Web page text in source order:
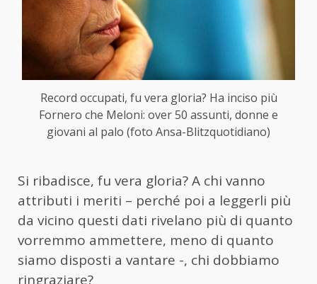
Record occupati, fu vera gloria? Ha inciso più
Fornero che Meloni: over 50 assunti, donne e
giovani al palo (foto Ansa-Blitzquotidiano)
Si ribadisce, fu vera gloria? A chi vanno
attributi i meriti – perché poi a leggerli più
da vicino questi dati rivelano più di quanto
vorremmo ammettere, meno di quanto
siamo disposti a vantare -, chi dobbiamo
ringraziare?